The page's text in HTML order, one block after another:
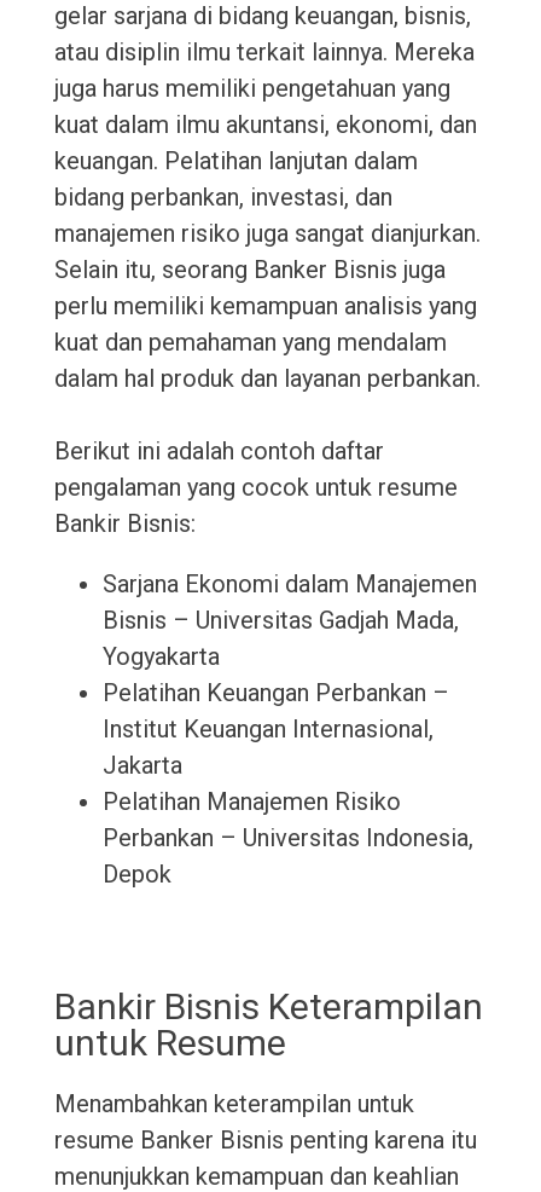
gelar sarjana di bidang keuangan, bisnis,
atau disiplin ilmu terkait lainnya. Mereka
juga harus memiliki pengetahuan yang
kuat dalam ilmu akuntansi, ekonomi, dan
keuangan. Pelatihan lanjutan dalam
bidang perbankan, investasi, dan
manajemen risiko juga sangat dianjurkan.
Selain itu, seorang Banker Bisnis juga
perlu memiliki kemampuan analisis yang
kuat dan pemahaman yang mendalam
dalam hal produk dan layanan perbankan.
Berikut ini adalah contoh daftar
pengalaman yang cocok untuk resume
Bankir Bisnis:
Sarjana Ekonomi dalam Manajemen
Bisnis – Universitas Gadjah Mada,
Yogyakarta
Pelatihan Keuangan Perbankan –
Institut Keuangan Internasional,
Jakarta
Pelatihan Manajemen Risiko
Perbankan – Universitas Indonesia,
Depok
Bankir Bisnis Keterampilan
untuk Resume
Menambahkan keterampilan untuk
resume Banker Bisnis penting karena itu
menunjukkan kemampuan dan keahlian